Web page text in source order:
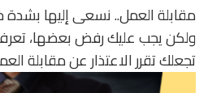
مقابلة العمل.. نسعى إليها بشدة
ولكن يجب عليك رفض بعضها،
تجعلك تقرر الاعتذار عن مقابلة